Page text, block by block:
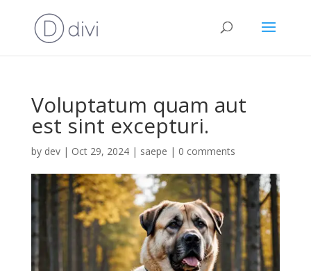
Voluptatum quam aut
est sint excepturi.
by dev| Oct 29, 2024| saepe | 0 comments